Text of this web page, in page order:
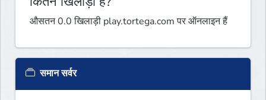
औसतन 0.0 खिलाड़ी play.tortega.com पर ऑनलाइन हैं
समान सर्वर